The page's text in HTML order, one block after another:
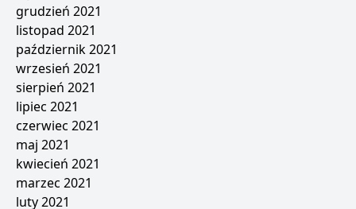
grudzień 2021
listopad 2021
październik 2021
wrzesień 2021
sierpień 2021
lipiec 2021
czerwiec 2021
maj 2021
kwiecień 2021
marzec 2021
luty 2021